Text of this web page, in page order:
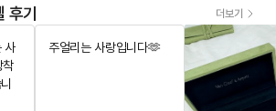
후기 더보기
사
착
주얼리는 사랑입니다🫶